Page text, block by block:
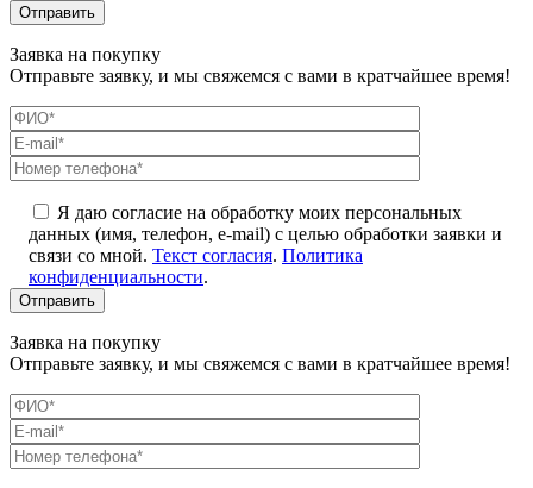
Заявка на покупку
Отправьте заявку, и мы свяжемся с вами в кратчайшее время!
Я даю согласие на обработку моих персональных
данных (имя, телефон, e-mail) с целью обработки заявки и
связи со мной. Текст согласия. Политика
конфиденциальности.
Заявка на покупку
Отправьте заявку, и мы свяжемся с вами в кратчайшее время!